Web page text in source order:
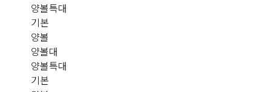
양볼특대
기본
양볼
양볼대
양볼특대
기본